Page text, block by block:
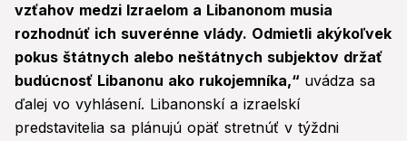
vzťahov medzi Izraelom a Libanonom musia
rozhodnúť ich suverénne vlády. Odmietli akýkoľvek
pokus štátnych alebo neštátnych subjektov držať
budúcnosť Libanonu ako rukojemníka,“ uvádza sa
ďalej vo vyhlásení. Libanonskí a izraelskí
predstavitelia sa plánujú opäť stretnúť v týždni